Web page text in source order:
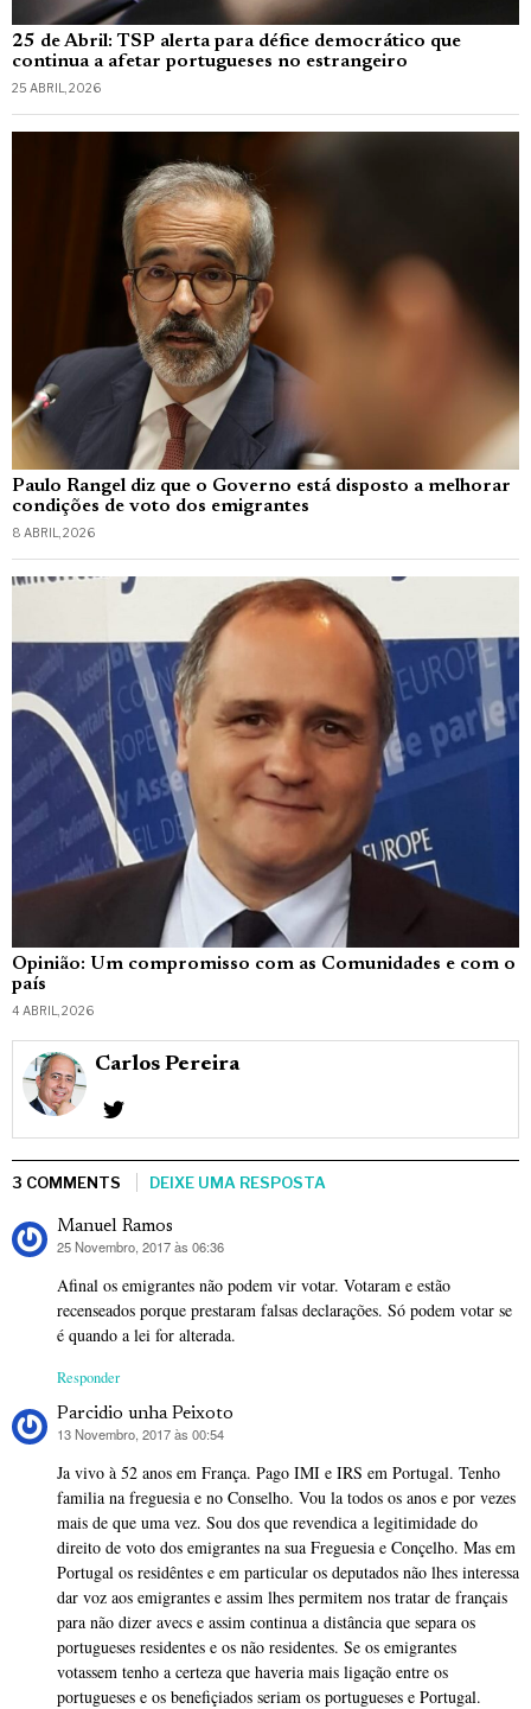
25 de Abril: TSP alerta para défice democrático que
continua a afetar portugueses no estrangeiro
25 ABRIL, 2026
Paulo Rangel diz que o Governo está disposto a melhorar
condições de voto dos emigrantes
8 ABRIL, 2026
Opinião: Um compromisso com as Comunidades e com o
país
4 ABRIL, 2026
Carlos Pereira
3 COMMENTS DEIXE UMA RESPOSTA
Manuel Ramos
diz:
25 Novembro, 2017 às 06:36
Afinal os emigrantes não podem vir votar. Votaram e estão
recenseados porque prestaram falsas declarações. Só podem votar se
é quando a lei for alterada.
Responder
Parcidio unha Peixoto
diz:
13 Novembro, 2017 às 00:54
Ja vivo à 52 anos em França. Pago IMI e IRS em Portugal. Tenho
familia na freguesia e no Conselho. Vou la todos os anos e por vezes
mais de que uma vez. Sou dos que revendica a legitimidade do
direito de voto dos emigrantes na sua Freguesia e Conçelho. Mas em
Portugal os residêntes e em particular os deputados não lhes interessa
dar voz aos emigrantes e assim lhes permitem nos tratar de français
para não dizer avecs e assim continua a distância que separa os
portugueses residentes e os não residentes. Se os emigrantes
votassem tenho a certeza que haveria mais ligação entre os
portugueses e os benefiçiados seriam os portugueses e Portugal.